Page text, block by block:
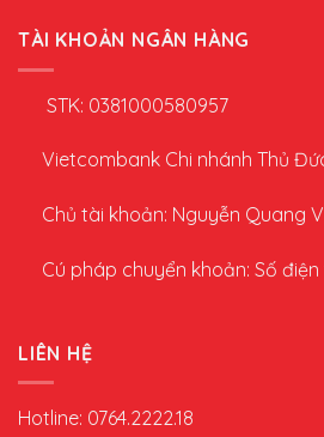
TÀI KHOẢN NGÂN HÀNG
STK: 0381000580957
Vietcombank Chi nhánh Thủ
Chủ tài khoản: Nguyễn Quang
Cú pháp chuyển khoản: Số
LIÊN HỆ
Hotline: 0764.2222.18